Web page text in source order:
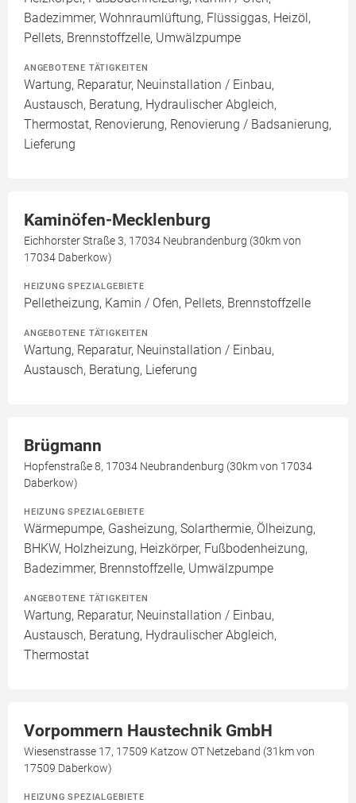
Badezimmer, Wohnraumlüftung, Flüssiggas, Heizöl,
Pellets, Brennstoffzelle, Umwälzpumpe
ANGEBOTENE TÄTIGKEITEN
Wartung, Reparatur, Neuinstallation / Einbau,
Austausch, Beratung, Hydraulischer Abgleich,
Thermostat, Renovierung, Renovierung / Badsanierung,
Lieferung
Kaminöfen-Mecklenburg
Eichhorster Straße 3, 17034 Neubrandenburg (30km von
17034 Daberkow)
HEIZUNG SPEZIALGEBIETE
Pelletheizung, Kamin / Ofen, Pellets, Brennstoffzelle
ANGEBOTENE TÄTIGKEITEN
Wartung, Reparatur, Neuinstallation / Einbau,
Austausch, Beratung, Lieferung
Brügmann
Hopfenstraße 8, 17034 Neubrandenburg (30km von 17034
Daberkow)
HEIZUNG SPEZIALGEBIETE
Wärmepumpe, Gasheizung, Solarthermie, Ölheizung,
BHKW, Holzheizung, Heizkörper, Fußbodenheizung,
Badezimmer, Brennstoffzelle, Umwälzpumpe
ANGEBOTENE TÄTIGKEITEN
Wartung, Reparatur, Neuinstallation / Einbau,
Austausch, Beratung, Hydraulischer Abgleich,
Thermostat
Vorpommern Haustechnik GmbH
Wiesenstrasse 17, 17509 Katzow OT Netzeband (31km von
17509 Daberkow)
HEIZUNG SPEZIALGEBIETE